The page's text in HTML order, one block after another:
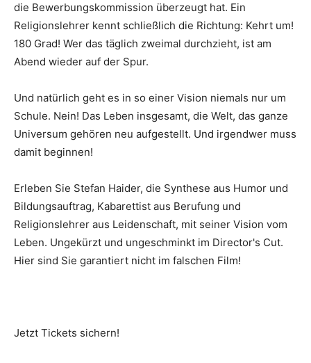
die Bewerbungskommission überzeugt hat. Ein
Religionslehrer kennt schließlich die Richtung: Kehrt um!
180 Grad! Wer das täglich zweimal durchzieht, ist am
Abend wieder auf der Spur.
Und natürlich geht es in so einer Vision niemals nur um
Schule. Nein! Das Leben insgesamt, die Welt, das ganze
Universum gehören neu aufgestellt. Und irgendwer muss
damit beginnen!
Erleben Sie Stefan Haider, die Synthese aus Humor und
Bildungsauftrag, Kabarettist aus Berufung und
Religionslehrer aus Leidenschaft, mit seiner Vision vom
Leben. Ungekürzt und ungeschminkt im Director's Cut.
Hier sind Sie garantiert nicht im falschen Film!
Jetzt Tickets sichern!